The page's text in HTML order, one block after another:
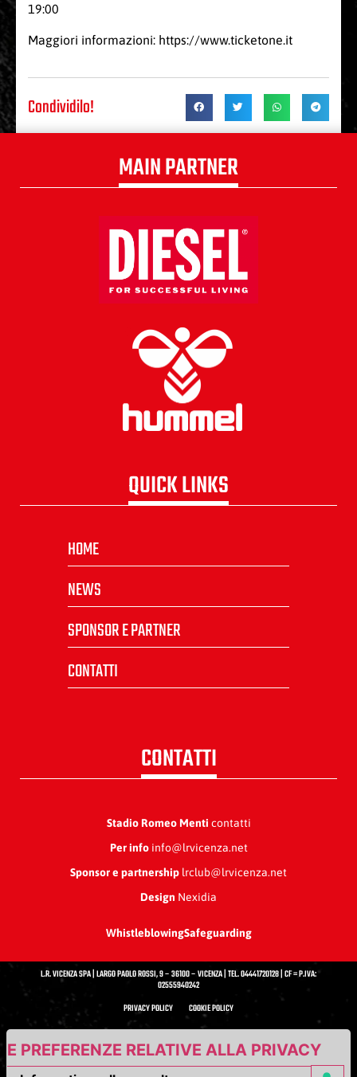
19:00
Maggiori informazioni: https://www.ticketone.it
Condividilo!
MAIN PARTNER
QUICK LINKS
HOME
NEWS
SPONSOR E PARTNER
CONTATTI
CONTATTI
Stadio Romeo Menti contatti
Per infoinfo@lrvicenza.net
Sponsor e partnership lrclub@lrvicenza.net
Design Nexidia
WhistleblowingSafeguarding
L.R. VICENZA SPA | LARGO PAOLO ROSSI, 9 – 36100 – VICENZA | TEL. 04441720128 | CF = P.IVA:
02555940242
PRIVACY POLICY
COOKIE POLICY
PREFERENZE RELATIVE ALLA PRIVACY